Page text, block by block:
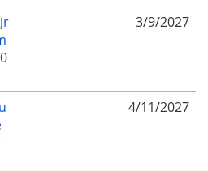
3/9/2027
4/11/2027